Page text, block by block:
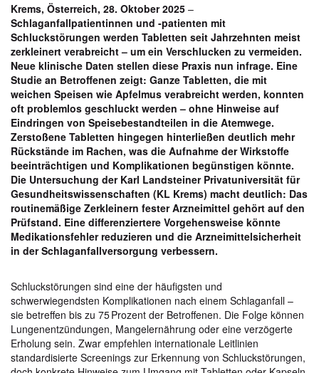
Krems, Österreich, 28. Oktober 2025 –
Schlaganfallpatientinnen und -patienten mit
Schluckstörungen werden Tabletten seit Jahrzehnten meist
zerkleinert verabreicht – um ein Verschlucken zu vermeiden.
Neue klinische Daten stellen diese Praxis nun infrage. Eine
Studie an Betroffenen zeigt: Ganze Tabletten, die mit
weichen Speisen wie Apfelmus verabreicht werden, konnten
oft problemlos geschluckt werden – ohne Hinweise auf
Eindringen von Speisebestandteilen in die Atemwege.
Zerstoßene Tabletten hingegen hinterließen deutlich mehr
Rückstände im Rachen, was die Aufnahme der Wirkstoffe
beeinträchtigen und Komplikationen begünstigen könnte.
Die Untersuchung der Karl Landsteiner Privatuniversität für
Gesundheitswissenschaften (KL Krems) macht deutlich: Das
routinemäßige Zerkleinern fester Arzneimittel gehört auf den
Prüfstand. Eine differenziertere Vorgehensweise könnte
Medikationsfehler reduzieren und die Arzneimittelsicherheit
in der Schlaganfallversorgung verbessern.
Schluckstörungen sind eine der häufigsten und
schwerwiegendsten Komplikationen nach einem Schlaganfall –
sie betreffen bis zu 75 Prozent der Betroffenen. Die Folge können
Lungenentzündungen, Mangelernährung oder eine verzögerte
Erholung sein. Zwar empfehlen internationale Leitlinien
standardisierte Screenings zur Erkennung von Schluckstörungen,